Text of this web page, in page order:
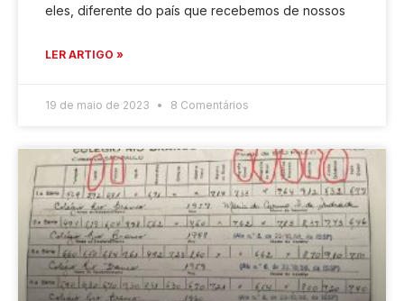
eles, diferente do país que recebemos de nossos
LER ARTIGO »
19 de maio de 2023 8 Comentários